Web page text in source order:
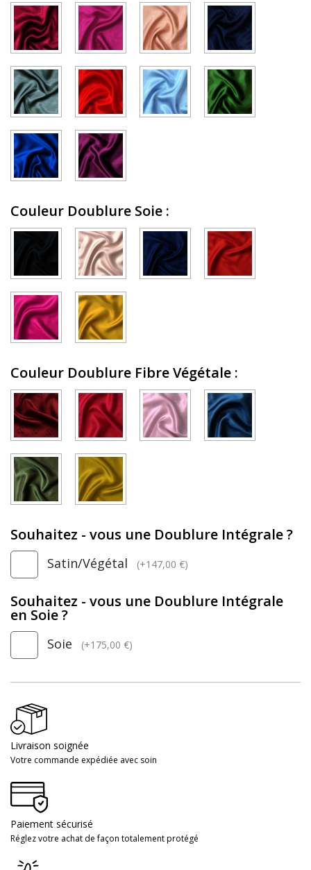
Couleur Doublure Soie :
Couleur Doublure Fibre Végétale :
Souhaitez - vous une Doublure Intégrale ?
Satin/Végétal (+147,00 €)
Souhaitez - vous une Doublure Intégrale
en Soie ?
Soie (+175,00 €)
Livraison soignée
Votre commande expédiée avec soin
Paiement sécurisé
Réglez votre achat de façon totalement protégé